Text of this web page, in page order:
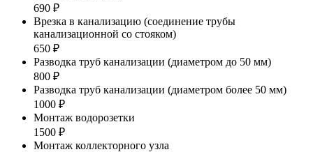
690 ₽
Врезка в канализацию (соединение трубы
канализационной со стояком)
650 ₽
Разводка труб канализации (диаметром до 50 мм)
800 ₽
Разводка труб канализации (диаметром более 50 мм)
1000 ₽
Монтаж водорозетки
1500 ₽
Монтаж коллекторного узла